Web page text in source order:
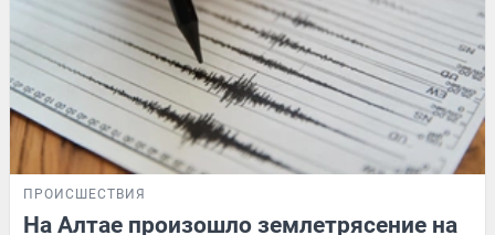
ПРОИСШЕСТВИЯ
На Алтае произошло землетрясение на